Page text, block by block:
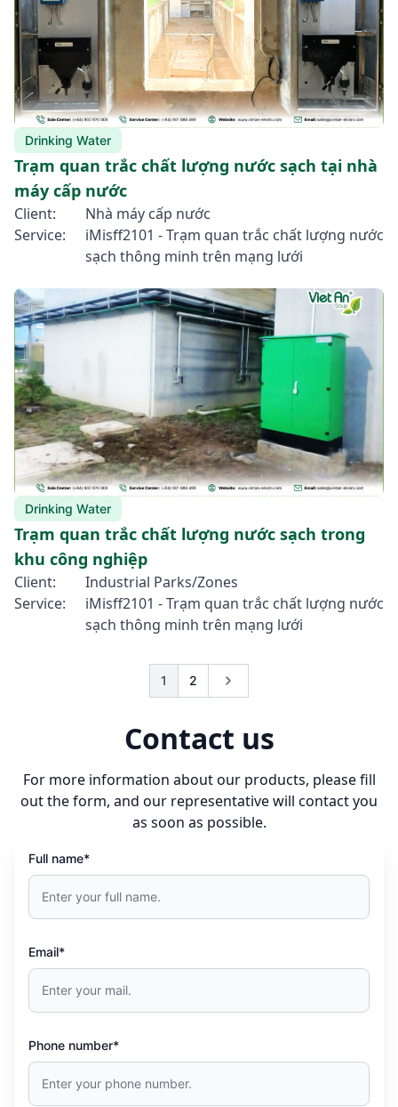
Drinking Water
Trạm quan trắc chất lượng nước sạch tại nhà
máy cấp nước
Client:
Nhà máy cấp nước
Service:
iMisff2101 - Trạm quan trắc chất lượng nước
sạch thông minh trên mạng lưới
Drinking Water
Trạm quan trắc chất lượng nước sạch trong
khu công nghiệp
Client:
Industrial Parks/Zones
Service:
iMisff2101 - Trạm quan trắc chất lượng nước
sạch thông minh trên mạng lưới
1 2
Contact us
For more information about our products, please fill
out the form, and our representative will contact you
as soon as possible.
Full name*
Email*
Phone number*